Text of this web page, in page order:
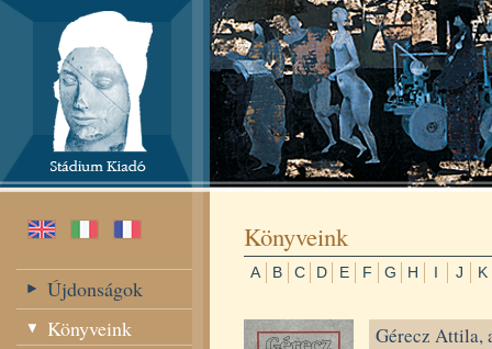
Újdonságok
Könyveink
Könyveink
A B C D E F G H I J K
Gérecz Attila,